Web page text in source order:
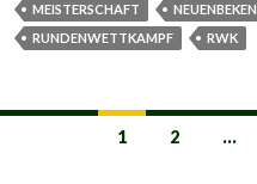
MEISTERSCHAFT
NEUENBEKEN
RUNDENWETTKAMPF
RWK
Beitrags-
1 2 …